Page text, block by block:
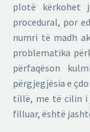
plotë kërkohet
procedural, por
numri të madh
problematika
përfaqëson
përgjegjësia e
tillë, me të cilin i
filluar, është